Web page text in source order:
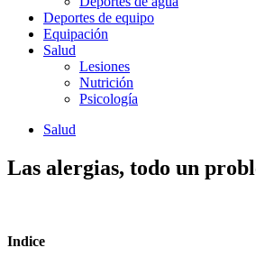
Deportes de equipo
Equipación
Salud
Lesiones
Nutrición
Psicología
Salud
Las alergias, todo un
Indice